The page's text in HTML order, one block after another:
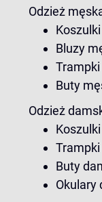
Odzież
Bluzy
Buty
Odzież
Buty
Okulary